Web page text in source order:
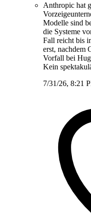
Anthropic hat
Modelle sind
die Systeme
Fall reicht bis
erst, nachdem
Vorfall bei
Kein
7/31/26, 8:21